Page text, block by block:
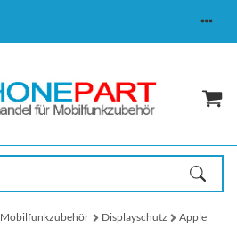
Mobilfunkzubehör Displayschutz Apple